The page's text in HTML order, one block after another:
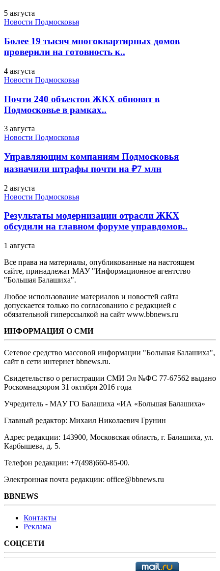
5 августа
Новости Подмосковья
Более 19 тысяч многоквартирных домов
проверили на готовность к..
4 августа
Новости Подмосковья
Почти 240 объектов ЖКХ обновят в
Подмосковье в рамках..
3 августа
Новости Подмосковья
Управляющим компаниям Подмосковья
назначили штрафы почти на ₽7 млн
2 августа
Новости Подмосковья
Результаты модернизации отрасли ЖКХ
обсудили на главном форуме управдомов..
1 августа
Все права на материалы, опубликованные на настоящем
сайте, принадлежат МАУ "Информационное агентство
"Большая Балашиха".
Любое использование материалов и новостей сайта
допускается только по согласованию с редакцией с
обязательной гиперссылкой на сайт www.bbnews.ru
ИНФОРМАЦИЯ О СМИ
Сетевое средство массовой информации "Большая Балашиха",
сайт в сети интернет bbnews.ru.
Свидетельство о регистрации СМИ Эл №ФС ‎77-67562 выдано
Роскомнадзором 31 октября 2016 года
Учредитель - МАУ ГО Балашиха «ИА «Большая Балашиха»
Главный редактор: Михаил Николаевич Грунин
Адрес редакции: 143900, Московская область, г. Балашиха, ул.
Карбышева, д. 5.
Телефон редакции: +7(498)660-85-00.
Электронная почта редакции: office@bbnews.ru
BBNEWS
Контакты
Реклама
СОЦСЕТИ